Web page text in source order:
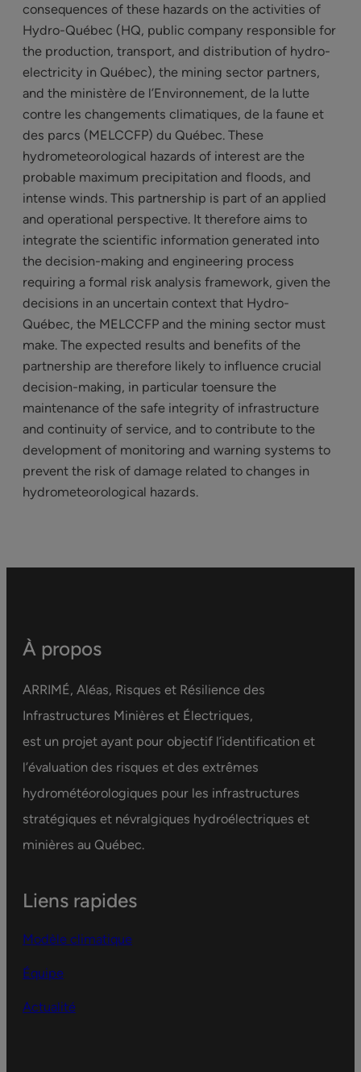
consequences of these hazards on the activities of
Hydro-Québec (HQ, public company responsible for
the production, transport, and distribution of hydro-
electricity in Québec), the mining sector partners,
and the ministère de l’Environnement, de la lutte
contre les changements climatiques, de la faune et
des parcs (MELCCFP) du Québec. These
hydrometeorological hazards of interest are the
probable maximum precipitation and floods, and
intense winds. This partnership is part of an applied
and operational perspective. It therefore aims to
integrate the scientific information generated into
the decision-making and engineering process
requiring a formal risk analysis framework, given the
decisions in an uncertain context that Hydro-
Québec, the MELCCFP and the mining sector must
make. The expected results and benefits of the
partnership are therefore likely to influence crucial
decision-making, in particular toensure the
maintenance of the safe integrity of infrastructure
and continuity of service, and to contribute to the
development of monitoring and warning systems to
prevent the risk of damage related to changes in
hydrometeorological hazards.
À propos
ARRIMÉ, Aléas, Risques et Résilience des
Infrastructures Minières et Électriques,
est un projet ayant pour objectif l’identification et
l’évaluation des risques et des extrêmes
hydrométéorologiques pour les infrastructures
stratégiques et névralgiques hydroélectriques et
minières au Québec.
Liens rapides
Modèle climatique
Équipe
Actualité